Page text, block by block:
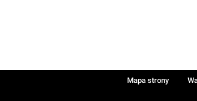
Mapa strony